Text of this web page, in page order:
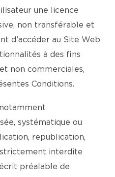
une licence
non transférable et
d’accéder au Site Web
à des fins
non commerciales,
Conditions.
systématique ou
republication,
strictement interdite
préalable de